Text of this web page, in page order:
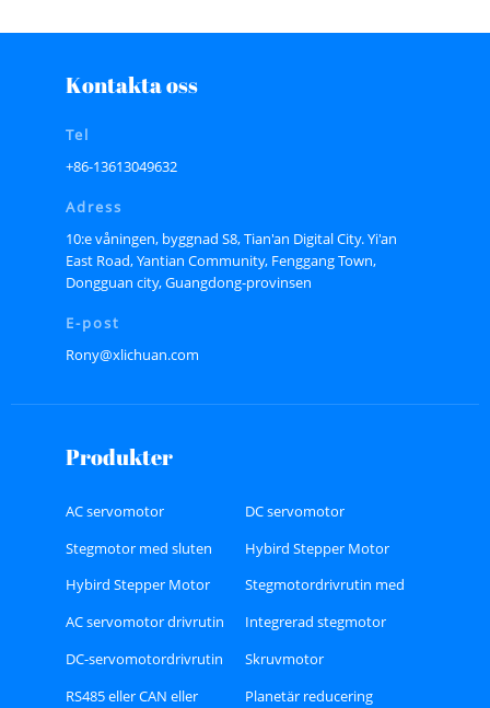
Kontakta oss
Tel
+86-13613049632
Adress
10:e våningen, byggnad S8, Tian'an Digital City. Yi'an
East Road, Yantian Community, Fenggang Town,
Dongguan city, Guangdong-provinsen
E-post
Rony@xlichuan.com
Produkter
AC servomotor
DC servomotor
Stegmotor med sluten
slinga
Hybird Stepper Motor
Hybird Stepper Motor
Driver
Stegmotordrivrutin med
sluten slinga
AC servomotor drivrutin
Integrerad stegmotor
DC-servomotordrivrutin
Skruvmotor
RS485 eller CAN eller
Planetär reducering